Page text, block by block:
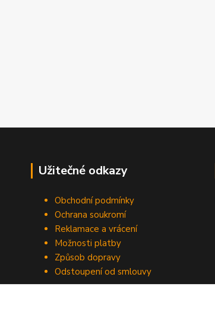
Užitečné odkazy
Obchodní podmínky
Ochrana soukromí
Reklamace a vrácení
Možnosti platby
Způsob dopravy
Odstoupení od smlouvy